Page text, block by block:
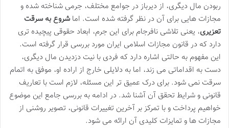
ربودن مال دیگری، از دیرباز در جوامع مختلف، جرمی شناخته شده و
مجازات هایی برای آن در نظر گرفته شده است. اماشروع به سرقت
تعزیری، یعنی تلاشی نافرجام برای این جرم، ابعاد حقوقی پیچیده تری
دارد که در قانون مجازات اسلامی ایران مورد بررسی قرار گرفته است.
این مفهوم به حالتی اشاره دارد که فردی با نیت دزدیدن مال دیگری،
دست به اقداماتی می زند، اما به دلایلی خارج از اراده او، موفق به اتمام
سرقت نمی شود. برای درک عمیق تر این مسئله، لازم است با تعاریف
قانونی و شرایط تحقق آن آشنا شد. در ادامه به بررسی جامع این موضوع
خواهیم پرداخت و با تمرکز بر آخرین تغییرات قانونی، تصویر روشنی از
مجازات ها و تمایزات کلیدی آن ارائه می شود.